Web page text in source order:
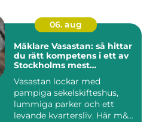
06. aug
Mäklare Vasastan: så hittar
du rätt kompetens i ett av
Stockholms mest
Vasastan lockar med
pampiga sekelskifteshus,
lummiga parker och ett
levande kvartersliv. Här m&...